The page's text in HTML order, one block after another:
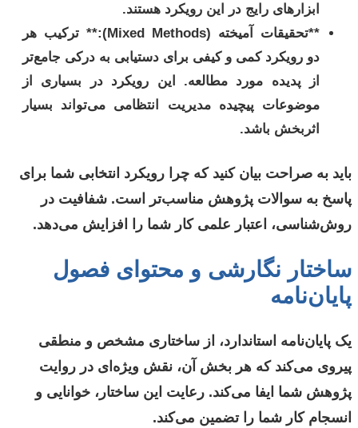
ابزارهای رایج در این رویکرد هستند.
**تحقیقات آمیخته (Mixed Methods):** ترکیب هر
دو رویکرد کمی و کیفی برای دستیابی به درکی جامع‌تر
از پدیده مورد مطالعه. این رویکرد در بسیاری از
موضوعات پیچیده مدیریت انتظامی می‌تواند بسیار
اثربخش باشد.
باید به صراحت بیان کنید که چرا رویکرد انتخابی شما برای
پاسخ به سوالات پژوهش مناسب‌تر است. شفافیت در
روش‌شناسی، اعتبار علمی کار شما را افزایش می‌دهد.
ساختار نگارشی و محتوای فصول
پایان‌نامه
یک پایان‌نامه استاندارد، از ساختاری مشخص و منطقی
پیروی می‌کند که هر بخش آن، نقش ویژه‌ای در روایت
پژوهش شما ایفا می‌کند. رعایت این ساختار، خوانایی و
انسجام کار شما را تضمین می‌کند.